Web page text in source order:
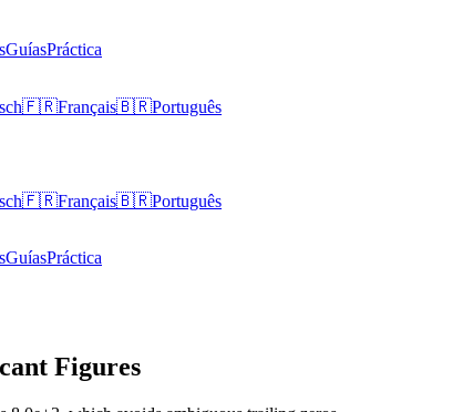
GuíasPráctica
🇫🇷Français🇧🇷Português
🇫🇷Français🇧🇷Português
GuíasPráctica
Figures